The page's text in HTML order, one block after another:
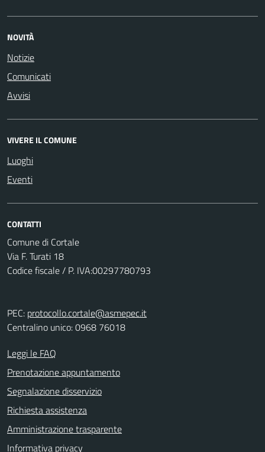
NOVITÀ
Notizie
Comunicati
Avvisi
VIVERE IL COMUNE
Luoghi
Eventi
CONTATTI
Comune di Cortale
Via F. Turati 18
Codice fiscale / P. IVA:00297780793
PEC: protocollo.cortale@asmepec.it
Centralino unico: 0968 76018
Leggi le FAQ
Prenotazione appuntamento
Segnalazione disservizio
Richiesta assistenza
Amministrazione trasparente
Informativa privacy